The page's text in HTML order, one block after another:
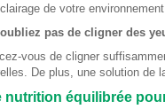
de votre
pas de cligner des
vous de cligner
De plus, une solution de
nutrition équilibrée